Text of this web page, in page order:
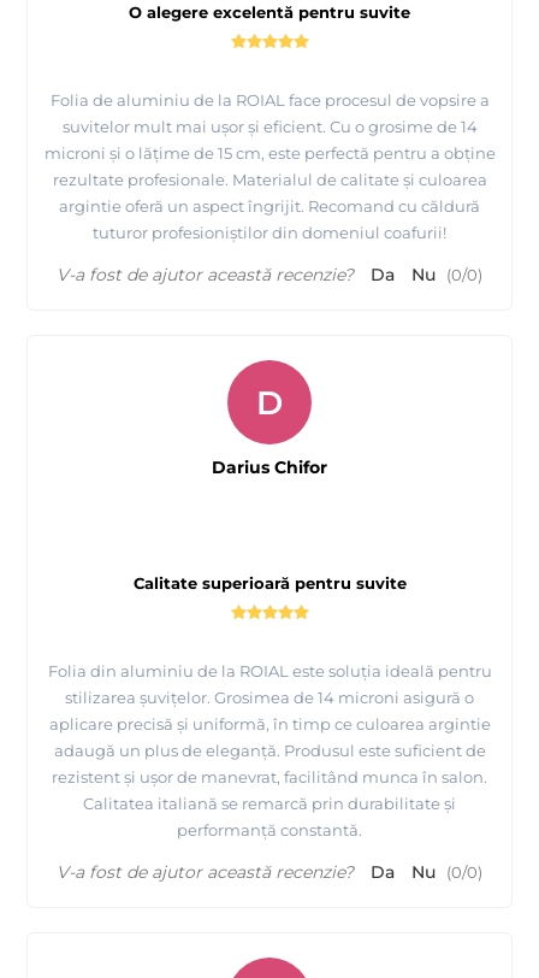
O alegere excelentă pentru suvite
Folia de aluminiu de la ROIAL face procesul de vopsire a
suvitelor mult mai ușor și eficient. Cu o grosime de 14
microni și o lățime de 15 cm, este perfectă pentru a obține
rezultate profesionale. Materialul de calitate și culoarea
argintie oferă un aspect îngrijit. Recomand cu căldură
tuturor profesioniștilor din domeniul coafurii!
V-a fost de ajutor această recenzie? Da Nu (0/0)
Calitate superioară pentru suvite
Folia din aluminiu de la ROIAL este soluția ideală pentru
stilizarea șuvițelor. Grosimea de 14 microni asigură o
aplicare precisă și uniformă, în timp ce culoarea argintie
adaugă un plus de eleganță. Produsul este suficient de
rezistent și ușor de manevrat, facilitând munca în salon.
Calitatea italiană se remarcă prin durabilitate și
performanță constantă.
D
Darius Chifor
V-a fost de ajutor această recenzie? Da Nu (0/0)